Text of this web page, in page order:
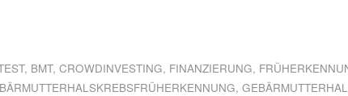
, BMT, CROWDINVESTING, FINANZIERUNG,
,